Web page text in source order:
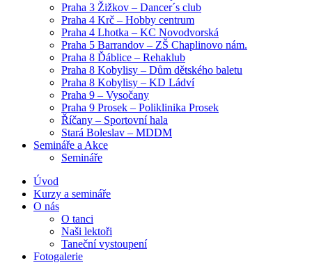
Praha 3 Žižkov – Dancer´s club
Praha 4 Krč – Hobby centrum
Praha 4 Lhotka – KC Novodvorská
Praha 5 Barrandov – ZŠ Chaplinovo nám.
Praha 8 Ďáblice – Rehaklub
Praha 8 Kobylisy – Dům dětského baletu
Praha 8 Kobylisy – KD Ládví
Praha 9 – Vysočany
Praha 9 Prosek – Poliklinika Prosek
Říčany – Sportovní hala
Stará Boleslav – MDDM
Semináře a Akce
Semináře
Úvod
Kurzy a semináře
O nás
O tanci
Naši lektoři
Taneční vystoupení
Fotogalerie